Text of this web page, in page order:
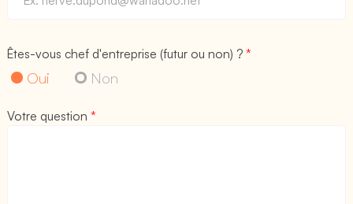
Êtes-vous chef d'entreprise (futur ou non) ?*
Oui Non
Votre question*